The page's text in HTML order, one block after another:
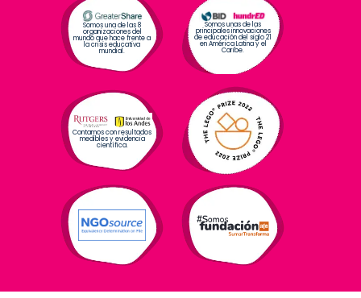
Somos una de las 8
organizaciones del
mundo que hace frente a
la crisis educativa
mundial.
Somos unas de las
principales innovaciones
de educación del siglo 21
en América Latina y el
Caribe.
Contamos con resultados
medibles y evidencia
científica.